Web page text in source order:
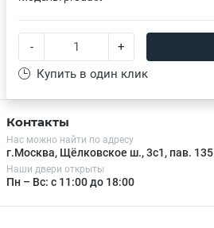
- +
Купить в один клик
Контакты
Нас можно найти по адресу
г.Москва, Щёлковское ш., 3с1, пав. 135
Наши двери открыты
Пн – Вс: с 11:00 до 18:00